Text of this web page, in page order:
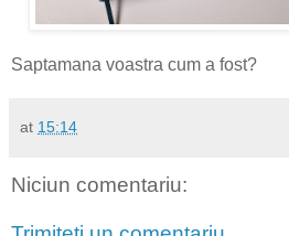
Saptamana voastra cum a fost?
at 15:14
Niciun comentariu: